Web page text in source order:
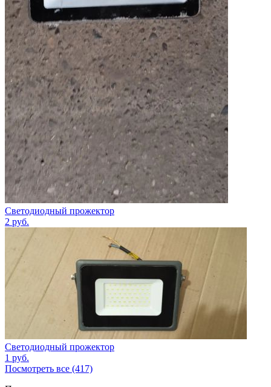
Светодиодный прожектор
2 руб.
Светодиодный прожектор
1 руб.
Посмотреть все (417)